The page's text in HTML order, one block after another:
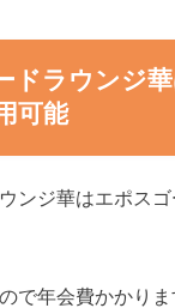
ドラウンジ
可能
ンジ華はエポス
で年会費かかり